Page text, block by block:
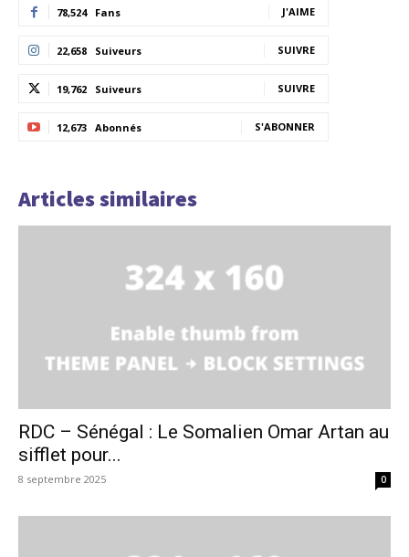
78,524 Fans J'AIME
22,658 Suiveurs SUIVRE
19,762 Suiveurs SUIVRE
12,673 Abonnés S'ABONNER
Articles similaires
RDC – Sénégal : Le Somalien Omar Artan au
sifflet pour...
8 septembre 2025 0